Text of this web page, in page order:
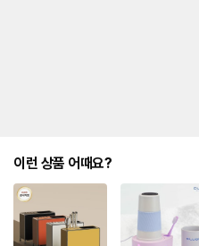
이런 상품 어때요?